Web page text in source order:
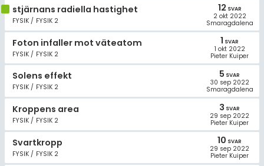
stjärnans radiella hastighet
FYSIK / FYSIK 2
12 SVAR
2 okt 2022
Smaragdalena
Foton infaller mot väteatom
FYSIK / FYSIK 2
1 SVAR
1 okt 2022
Pieter Kuiper
Solens effekt
FYSIK / FYSIK 2
5 SVAR
30 sep 2022
Smaragdalena
Kroppens area
FYSIK / FYSIK 2
3 SVAR
29 sep 2022
Pieter Kuiper
Svartkropp
FYSIK / FYSIK 2
10 SVAR
29 sep 2022
Pieter Kuiper